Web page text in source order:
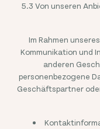
5.3 Von unseren
Im Rahmen
Kommunikation und
anderen
personenbezogene
Geschäftspartner